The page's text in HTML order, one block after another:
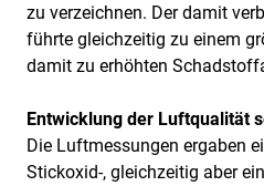
zu verzeichnen. Der damit
führte gleichzeitig zu einem
damit zu erhöhten
Entwicklung der Luftqualität
Die Luftmessungen ergaben
Stickoxid-, gleichzeitig aber